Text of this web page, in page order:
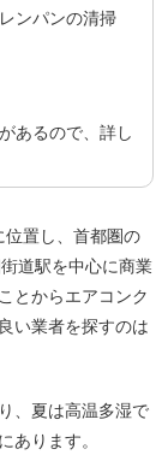
ンパンの清掃
あるので、詳し
位置し、首都圏の
道駅を中心に商業
とからエアコンク
い業者を探すのは
、夏は高温多湿で
あります。